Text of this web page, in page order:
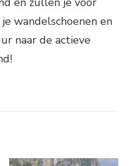
wandelschoenen en
naar de actieve